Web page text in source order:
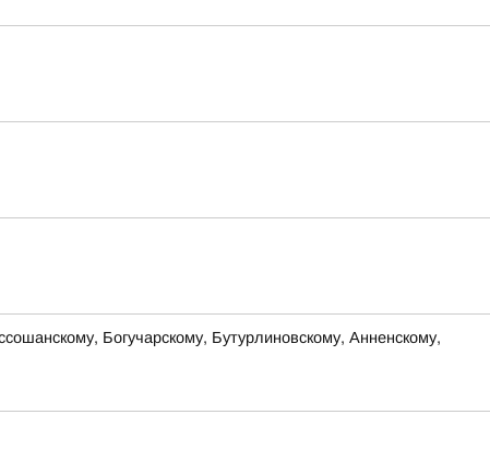
Богучарскому, Бутурлиновскому, Анненскому,